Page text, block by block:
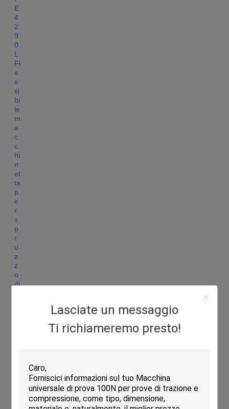
Lasciate un messaggio
Ti richiameremo presto!